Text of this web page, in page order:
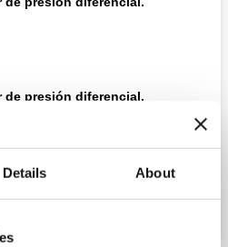
Details About
de presión diferencial.
Expandir